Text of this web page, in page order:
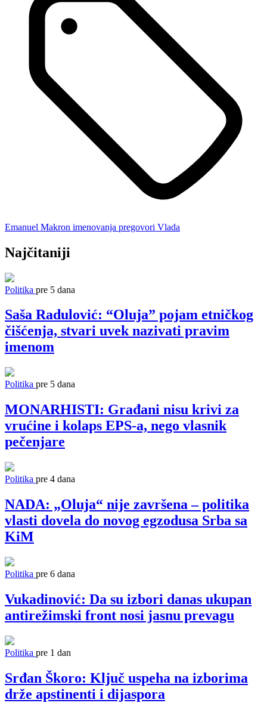
Emanuel Makron imenovanja pregovori Vlada
Najčitaniji
Politika pre 5 dana
Saša Radulović: “Oluja” pojam etničkog
čišćenja, stvari uvek nazivati pravim
imenom
Politika pre 5 dana
MONARHISTI: Građani nisu krivi za
vrućine i kolaps EPS-a, nego vlasnik
pečenjare
Politika pre 4 dana
NADA: „Oluja“ nije završena – politika
vlasti dovela do novog egzodusa Srba sa
KiM
Politika pre 6 dana
Vukadinović: Da su izbori danas ukupan
antirežimski front nosi jasnu prevagu
Politika pre 1 dan
Srđan Škoro: Ključ uspeha na izborima
drže apstinenti i dijaspora